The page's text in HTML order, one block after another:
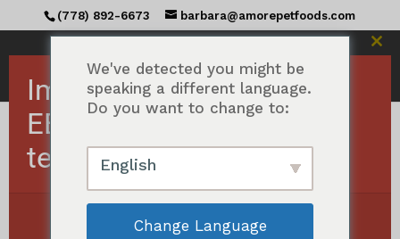
(778) 892-6673 barbara@amorepetfoods.com
Inicio
/ Productos etiquetados con "Food
Topper para alimentos
We've detected you might be
speaking a different language.
Do you want to change to:
English
Change Language
Importante Pedidos a
EE.UU. suspendidos
temporalmente.